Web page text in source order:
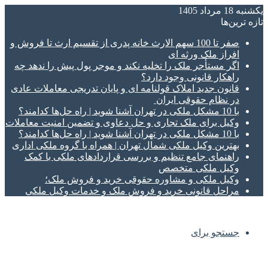
یکشنبه 18 مرداد 1405
تازه‌ ترین‌ها
صفر تا 100 سهم الارث خانه پدری از تقسیم ارث تا فروش و
افراز ملک ورثه ای
اگر مستأجر ملک را تخلیه نکند و موجر پول پیش را ندهد چه
راهکار قانونی وجود دارد؟
قانون جدید املاک قولنامه ای و پایان تدریجی معاملات عادی
در نظام حقوقی ایران
با 10 مشکل ملکی در تهران آشنا شوید | راه حل‌ها کدامند؟
وکیل برای ملک تجاری و حل دعاوی و تضمین امنیت معاملات
با 10 مشکل ملکی در تهران آشنا شوید | راه حل‌ها کدامند؟
بهترین وکیل ملکی شمال تهران | همراه با گروه ملکی اداری
راهنمای جامع تنظیم و بررسی قراردادهای ملکی با کمک
وکیل ملکی متخصص
وکیل ملکی و مشاوره حقوقی خرید و فروش ملک؛
مراحل قانونی خرید و فروش ملک و خدمات وکیل ملکی
جستجو برای